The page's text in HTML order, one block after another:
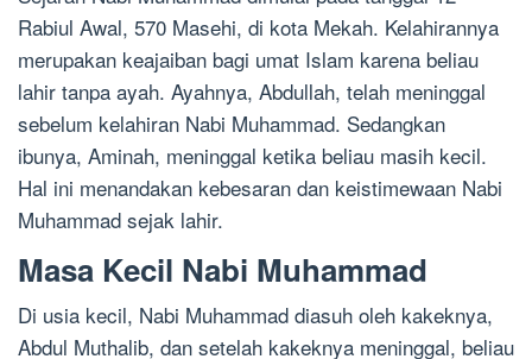
Rabiul Awal, 570 Masehi, di kota Mekah. Kelahirannya
merupakan keajaiban bagi umat Islam karena beliau
lahir tanpa ayah. Ayahnya, Abdullah, telah meninggal
sebelum kelahiran Nabi Muhammad. Sedangkan
ibunya, Aminah, meninggal ketika beliau masih kecil.
Hal ini menandakan kebesaran dan keistimewaan Nabi
Muhammad sejak lahir.
Masa Kecil Nabi Muhammad
Di usia kecil, Nabi Muhammad diasuh oleh kakeknya,
Abdul Muthalib, dan setelah kakeknya meninggal, beliau